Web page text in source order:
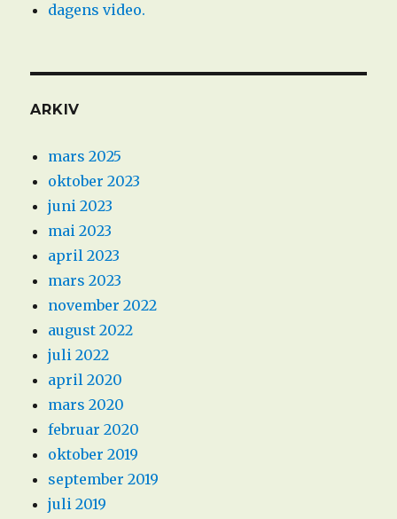
dagens video.
ARKIV
mars 2025
oktober 2023
juni 2023
mai 2023
april 2023
mars 2023
november 2022
august 2022
juli 2022
april 2020
mars 2020
februar 2020
oktober 2019
september 2019
juli 2019